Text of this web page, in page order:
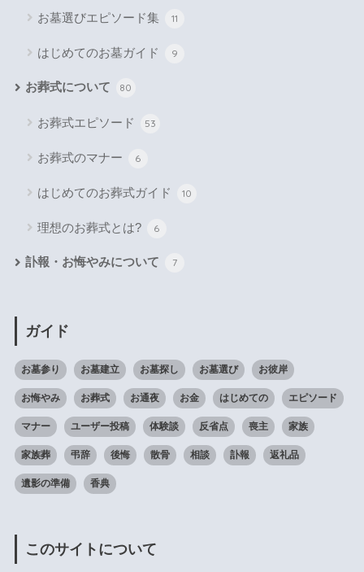
お墓選びエピソード集 11
はじめてのお墓ガイド 9
お葬式について 80
お葬式エピソード 53
お葬式のマナー 6
はじめてのお葬式ガイド 10
理想のお葬式とは? 6
訃報・お悔やみについて 7
ガイド
お墓参り お墓建立 お墓探し お墓選び お彼岸
お悔やみ お葬式 お通夜 お金 はじめての エピソード
マナー ユーザー投稿 体験談 反省点 喪主 家族
家族葬 弔辞 後悔 散骨 相談 訃報 返礼品
遺影の準備 香典
このサイトについて